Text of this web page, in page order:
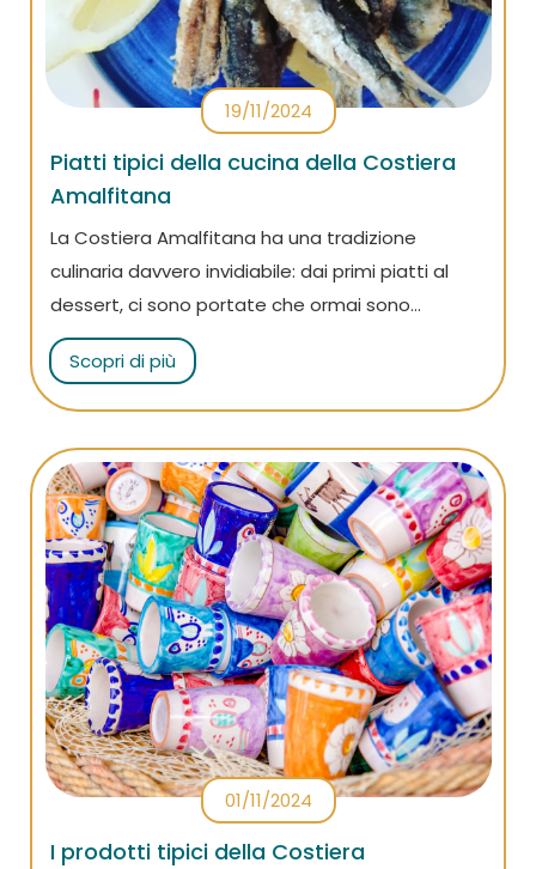
19/11/2024
Piatti tipici della cucina della Costiera
Amalfitana
La Costiera Amalfitana ha una tradizione
culinaria davvero invidiabile: dai primi piatti al
dessert, ci sono portate che ormai sono
diventate un simbolo di questa terra! Leggi
l’articolo per scoprirle tutte!
Scopri di più
01/11/2024
I prodotti tipici della Costiera